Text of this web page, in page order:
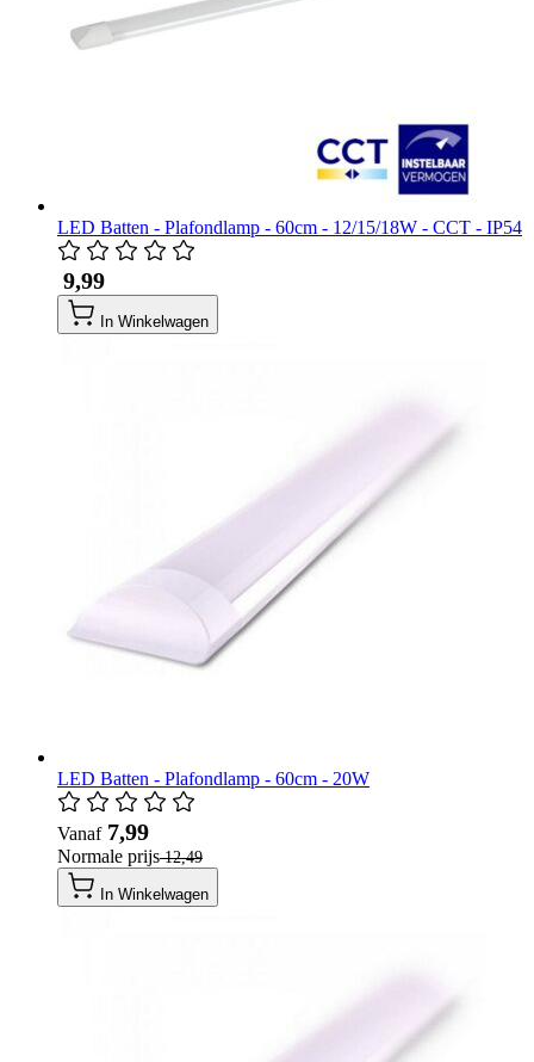
LED Batten - Plafondlamp - 60cm - 12/15/18W - CCT - IP54
​ 9,99
In Winkelwagen
LED Batten - Plafondlamp - 60cm - 20W
Vanaf​ 7,99
Normale prijs​ 12,49
In Winkelwagen